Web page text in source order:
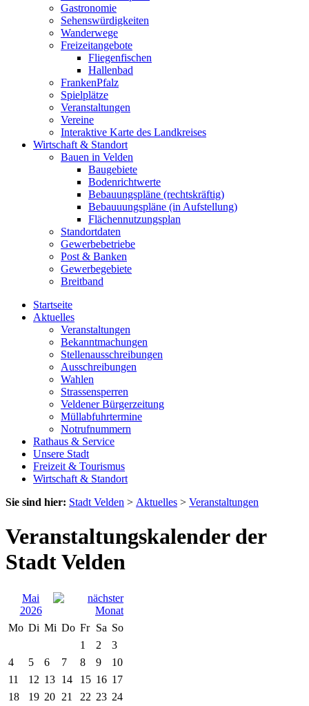
Gastronomie
Sehenswürdigkeiten
Wanderwege
Freizeitangebote
Fliegenfischen
Hallenbad
FrankenPfalz
Spielplätze
Veranstaltungen
Vereine
Interaktive Karte des Landkreises
Wirtschaft & Standort
Bauen in Velden
Baugebiete
Bodenrichtwerte
Bebauungspläne (rechtskräftig)
Bebauuungspläne (in Aufstellung)
Flächennutzungsplan
Standortdaten
Gewerbebetriebe
Post & Banken
Gewerbegebiete
Breitband
Startseite
Aktuelles
Veranstaltungen
Bekanntmachungen
Stellenausschreibungen
Ausschreibungen
Wahlen
Strassensperren
Veldener Bürgerzeitung
Müllabfuhrtermine
Notrufnummern
Rathaus & Service
Unsere Stadt
Freizeit & Tourismus
Wirtschaft & Standort
Sie sind hier: Stadt Velden > Aktuelles > Veranstaltungen
Veranstaltungskalender der
Stadt Velden
Mai
2026
Mo Di Mi Do Fr Sa So
1
2
3
4
5 6 7 8 9
10
11
12 13 14 15 16 17
18
19 20 21 22 23 24